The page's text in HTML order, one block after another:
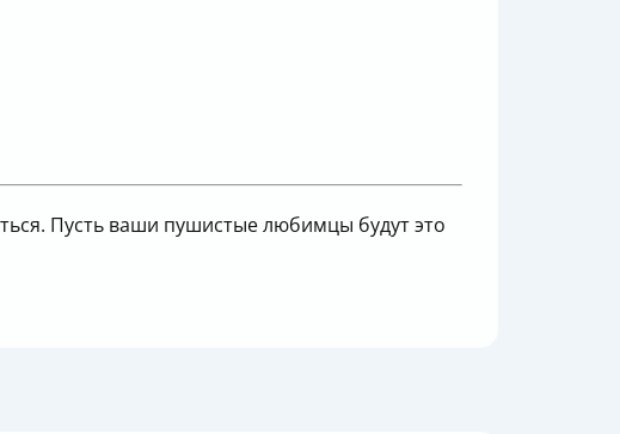
Пусть ваши пушистые любимцы будут это